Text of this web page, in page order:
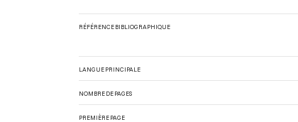
RÉFÉRENCE BIBLIOGRAPHIQUE
LANGUE PRINCIPALE
NOMBRE DE PAGES
PREMIÈRE PAGE